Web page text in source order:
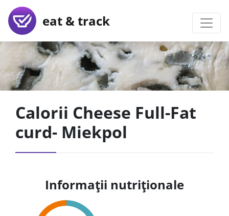
eat & track
Calorii Cheese Full-Fat
curd- Miekpol
Informații nutriționale